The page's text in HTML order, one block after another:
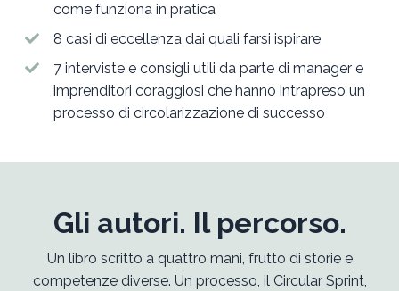
come funziona in pratica
8 casi di eccellenza dai quali farsi ispirare
7 interviste e consigli utili da parte di manager e
imprenditori coraggiosi che hanno intrapreso un
processo di circolarizzazione di successo
Gli autori. Il percorso.
Un libro scritto a quattro mani, frutto di storie e
competenze diverse. Un processo, il Circular Sprint,